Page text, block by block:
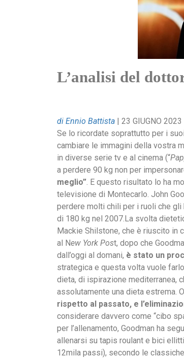
L’analisi del
di Ennio Battista | 23 GIUGNO 2023
Se lo ricordate soprattutto per i
cambiare le immagini della vostra
in diverse serie tv e al cinema (“
a perdere 90 kg non per
meglio” . E questo risultato lo ha
televisione di Montecarlo. John
perdere molti chili per i ruoli che gli
di 180 kg nel 2007.La svolta
Mackie Shilstone, che è riuscito in
al New York Post, dopo che
dall’oggi al domani, è stato un
strategica e questa volta vuole farlo
dieta, di ispirazione mediterranea,
assolutamente una dieta estrema.
rispetto al passato, e
considerare davvero come “cibo
per l’allenamento, Goodman ha
allenarsi su tapis roulant e bici
12mila passi), secondo le